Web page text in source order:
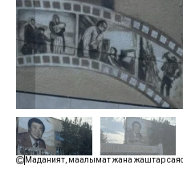
Маданият, маалымат жана жаштар